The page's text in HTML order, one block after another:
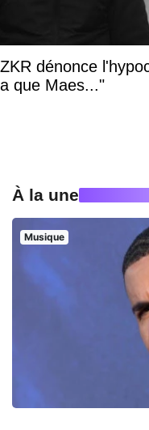
ZKR dénonce
a que Maes..."
À la une
Musique